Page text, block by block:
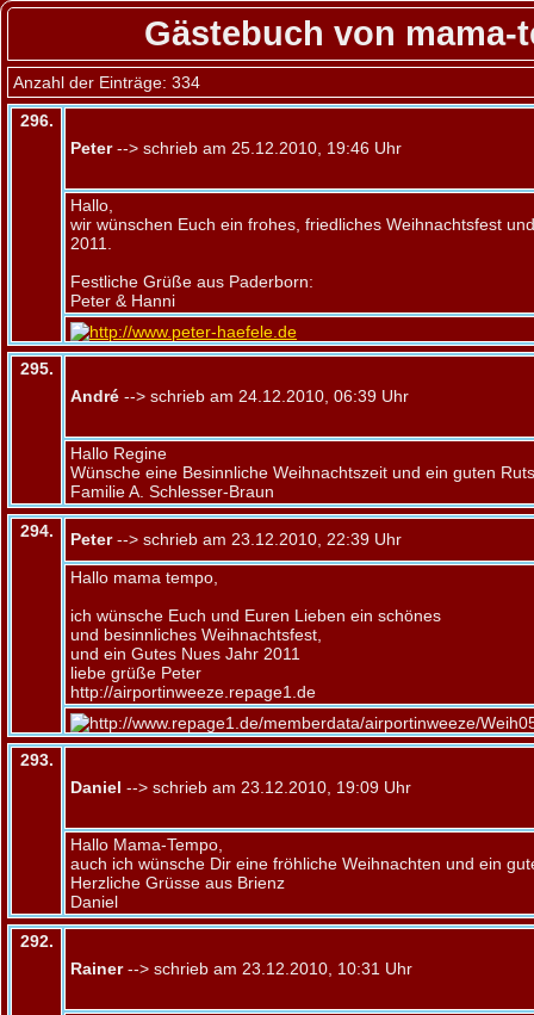
Gästebuch von mama-
Anzahl der Einträge: 334
296.
Peter--> schrieb am 25.12.2010, 19:46 Uhr
Hallo,
wir wünschen Euch ein frohes, friedliches Weihnachtsfest
2011.
Festliche Grüße aus Paderborn:
Peter & Hanni
295.
André --> schrieb am 24.12.2010, 06:39 Uhr
Hallo Regine
Wünsche eine Besinnliche Weihnachtszeit und ein guten
Familie A. Schlesser-Braun
294. Peter--> schrieb am 23.12.2010, 22:39 Uhr
Hallo mama tempo,
ich wünsche Euch und Euren Lieben ein schönes
und besinnliches Weihnachtsfest,
und ein Gutes Nues Jahr 2011
liebe grüße Peter
http://airportinweeze.repage1.de
293.
Daniel --> schrieb am 23.12.2010, 19:09 Uhr
Hallo Mama-Tempo,
auch ich wünsche Dir eine fröhliche Weihnachten und ein
Herzliche Grüsse aus Brienz
Daniel
292.
Rainer--> schrieb am 23.12.2010, 10:31 Uhr